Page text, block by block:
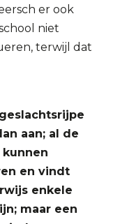
er ook
niet
terwijl dat
aan; al de
en vindt
enkele
maar een